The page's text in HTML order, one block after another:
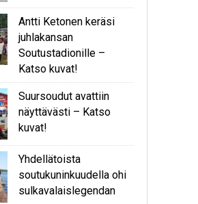
Antti Ketonen keräsi
juhlakansan
Soutustadionille –
Katso kuvat!
Suursoudut avattiin
näyttävästi – Katso
kuvat!
Yhdellätoista
soutukuninkuudella ohi
sulkavalaislegendan